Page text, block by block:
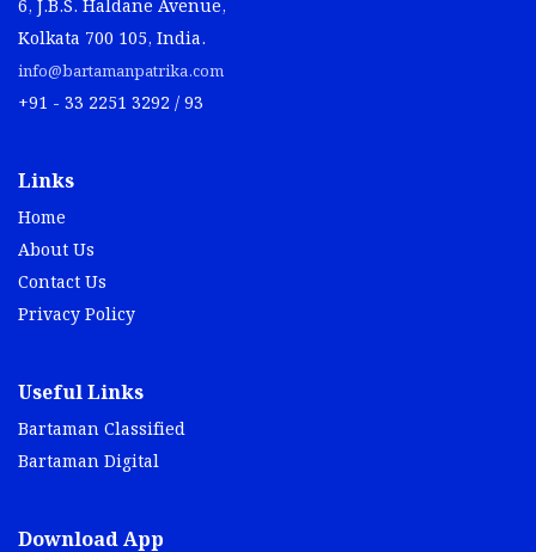
6, J.B.S. Haldane Avenue,
Kolkata 700 105, India.
info@bartamanpatrika.com
+91 - 33 2251 3292 / 93
Links
Home
About Us
Contact Us
Privacy Policy
Useful Links
Bartaman Classified
Bartaman Digital
Download App